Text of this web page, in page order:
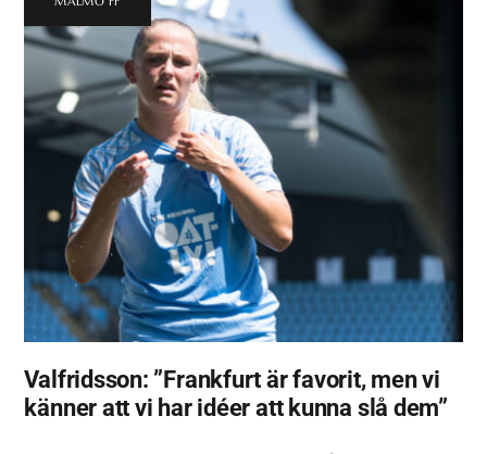
Valfridsson: ”Frankfurt är favorit, men vi
känner att vi har idéer att kunna slå dem”